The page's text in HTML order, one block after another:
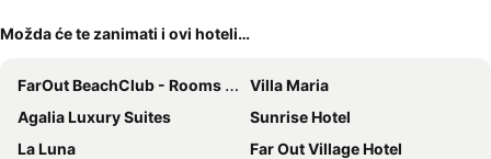
Možda će te zanimati i ovi hoteli…
FarOut BeachClub - Rooms & Camping
Villa Maria
Agalia Luxury Suites
Sunrise Hotel
La Luna
Far Out Village Hotel